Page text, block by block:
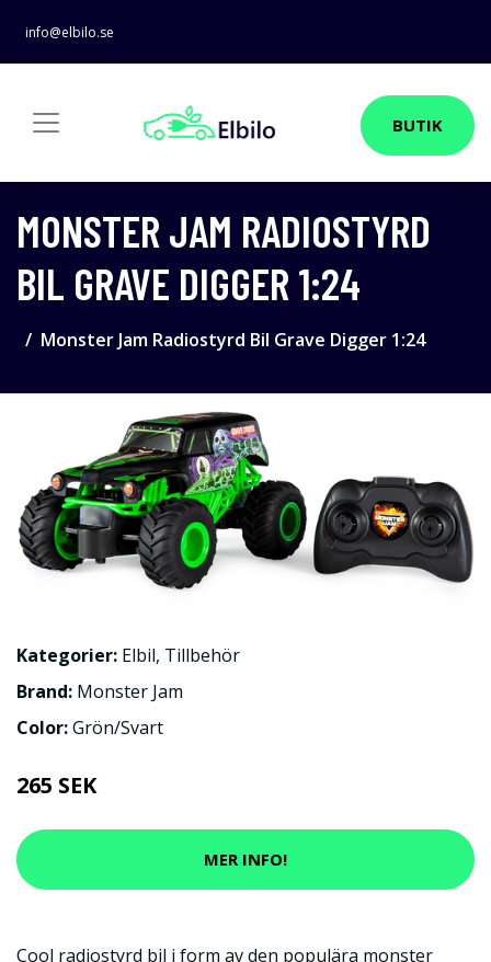
info@elbilo.se
BUTIK
MONSTER JAM RADIOSTYRD
BIL GRAVE DIGGER 1:24
Monster Jam Radiostyrd Bil Grave Digger 1:24
Kategorier: Elbil, Tillbehör
Brand: Monster Jam
Color:Grön/Svart
265 SEK
MER INFO!
Cool radiostyrd bil i form av den populära monster